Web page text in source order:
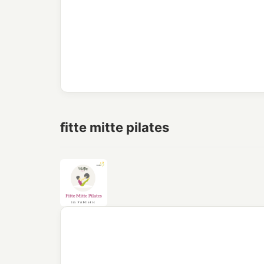
fitte mitte pilates